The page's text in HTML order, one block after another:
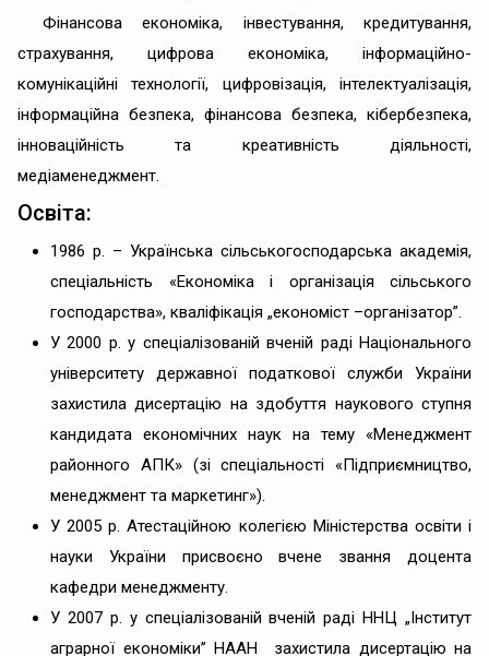
Фінансова економіка, інвестування, кредитування,
страхування, цифрова економіка, інформаційно-
комунікаційні технології, цифровізація, інтелектуалізація,
інформаційна безпека, фінансова безпека, кібербезпека,
інноваційність та креативність діяльності,
медіаменеджмент.
Освіта:
1986 р. – Українська сільськогосподарська академія,
спеціальність «Економіка і організація сільського
господарства», кваліфікація „економіст –організатор”.
У 2000 р. у спеціалізованій вченій раді Національного
університету державної податкової служби України
захистила дисертацію на здобуття наукового ступня
кандидата економічних наук на тему «Менеджмент
районного АПК» (зі спеціальності «Підприємництво,
менеджмент та маркетинг»).
У 2005 р. Атестаційною колегією Міністерства освіти і
науки України присвоєно вчене звання доцента
кафедри менеджменту.
У 2007 р. у спеціалізованій вченій раді ННЦ „Інститут
аграрної економіки” НААН захистила дисертацію на